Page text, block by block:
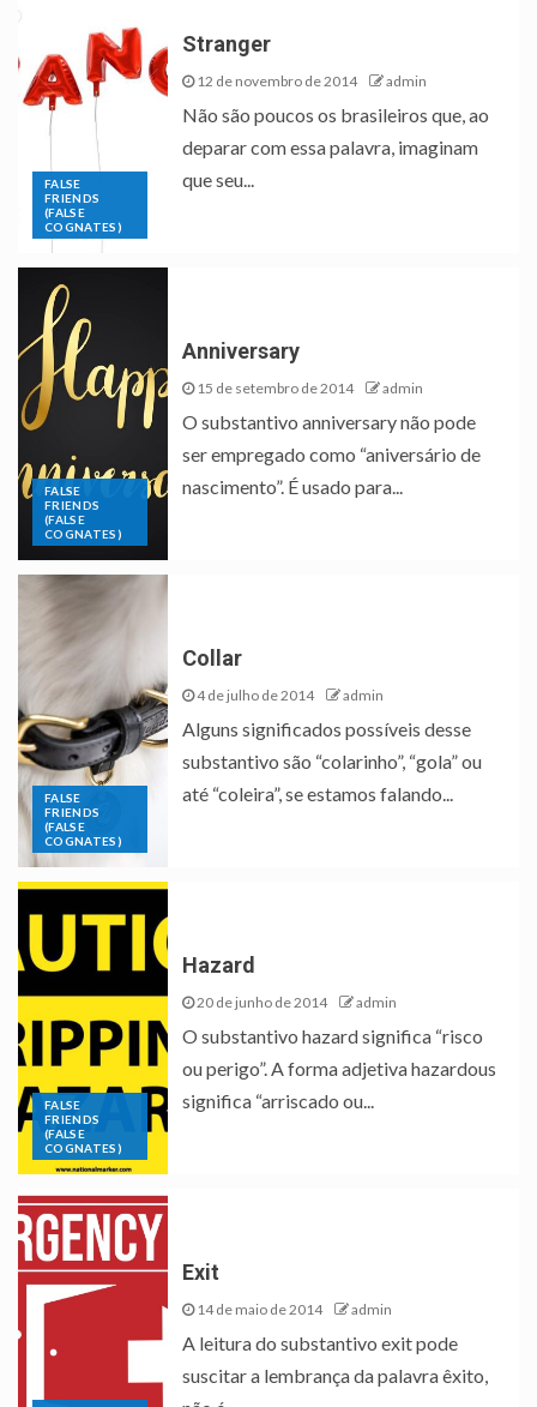
FALSE
FRIENDS
(FALSE
COGNATES)
Stranger
12 de novembro de 2014 admin
Não são poucos os brasileiros que, ao
deparar com essa palavra, imaginam
que seu...
FALSE
FRIENDS
(FALSE
COGNATES)
Anniversary
15 de setembro de 2014 admin
O substantivo anniversary não pode
ser empregado como “aniversário de
nascimento”. É usado para...
FALSE
FRIENDS
(FALSE
COGNATES)
Collar
4 de julho de 2014 admin
Alguns significados possíveis desse
substantivo são “colarinho”, “gola” ou
até “coleira”, se estamos falando...
FALSE
FRIENDS
(FALSE
COGNATES)
Hazard
20 de junho de 2014 admin
O substantivo hazard significa “risco
ou perigo”. A forma adjetiva hazardous
significa “arriscado ou...
Exit
14 de maio de 2014 admin
A leitura do substantivo exit pode
suscitar a lembrança da palavra êxito,